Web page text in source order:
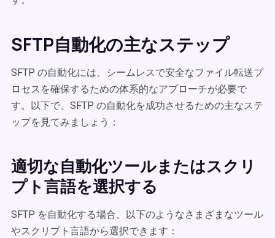
SFTP自動化の主なステップ
SFTP の自動化には、シームレスで安全なファイル転送プ
ロセスを確保するための体系的なアプローチが必要で
す。以下で、SFTP の自動化を成功させるための主なステ
ップを見てみましょう：
適切な自動化ツールまたはスクリ
プト言語を選択する
SFTP を自動化する場合、以下のようなさまざまなツール
やスクリプト言語から選択できます：